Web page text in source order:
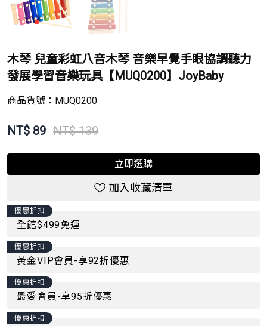
木琴 兒童彩虹八音木琴 音樂早覺手眼協調聽力
發展學習音樂玩具【MUQ0200】JoyBaby
商品貨號： MUQ0200
NT$ 89 NT$ 139
立即選購
加入收藏清單
優惠折扣
全館$499免運
優惠折扣
黃金VIP會員-享92折優惠
優惠折扣
最愛會員-享95折優惠
優惠折扣